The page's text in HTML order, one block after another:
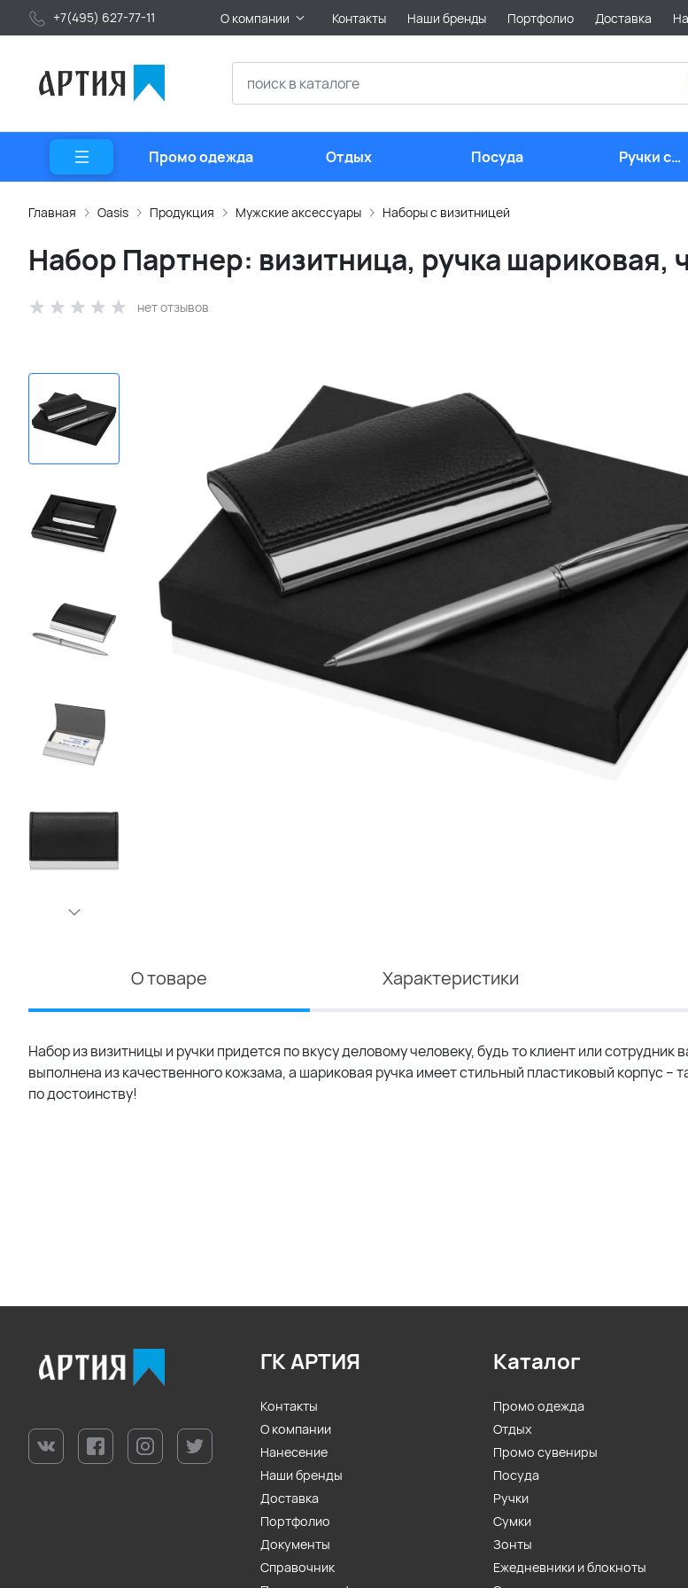
+7(495) 627-77-11 О компании Контакты Наши бренды Портфолио Доставка
Промо одежда Отдых Посуда
Ручки с
логотипом
Главная Oasis Продукция Мужские аксессуары Наборы с визитницей
Набор Партнер: визитница, ручка шариковая,
нет отзывов
О товаре Характеристики
Набор из визитницы и ручки придется по вкусу деловому человеку, будь то клиент или сотрудник
выполнена из качественного кожзама, а шариковая ручка имеет стильный пластиковый корпус –
по достоинству!
ГК АРТИЯ
Контакты
О компании
Нанесение
Наши бренды
Доставка
Портфолио
Документы
Справочник
Каталог
Промо одежда
Отдых
Промо сувениры
Посуда
Ручки
Сумки
Зонты
Ежедневники и блокноты